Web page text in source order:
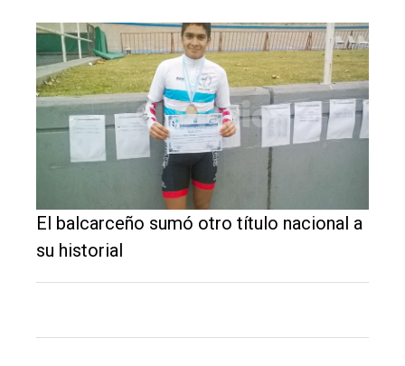
Inicio
Tendencia
Int.
General
Cultura
Entrevistas
El balcarceño sumó otro título nacional a
su historial